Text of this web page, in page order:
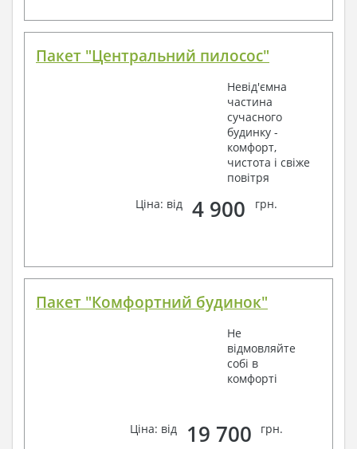
Пакет "Центральний пилосос"
Невід'ємна
частина
сучасного
будинку -
комфорт,
чистота і свіже
повітря
Ціна: від
4 900 грн.
Пакет "Комфортний будинок"
Не
відмовляйте
собі в
комфорті
Ціна: від 19 700 грн.